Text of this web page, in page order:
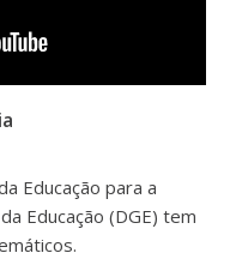
Educação para a
Educação (DGE) tem